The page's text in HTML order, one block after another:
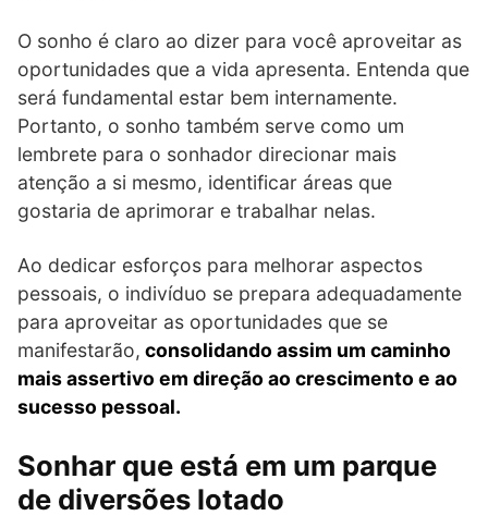
O sonho é claro ao dizer para você aproveitar as
oportunidades que a vida apresenta. Entenda que
será fundamental estar bem internamente.
Portanto, o sonho também serve como um
lembrete para o sonhador direcionar mais
atenção a si mesmo, identificar áreas que
gostaria de aprimorar e trabalhar nelas.
Ao dedicar esforços para melhorar aspectos
pessoais, o indivíduo se prepara adequadamente
para aproveitar as oportunidades que se
manifestarão, consolidando assim um caminho
mais assertivo em direção ao crescimento e ao
sucesso pessoal.
Sonhar que está em um parque
de diversões lotado